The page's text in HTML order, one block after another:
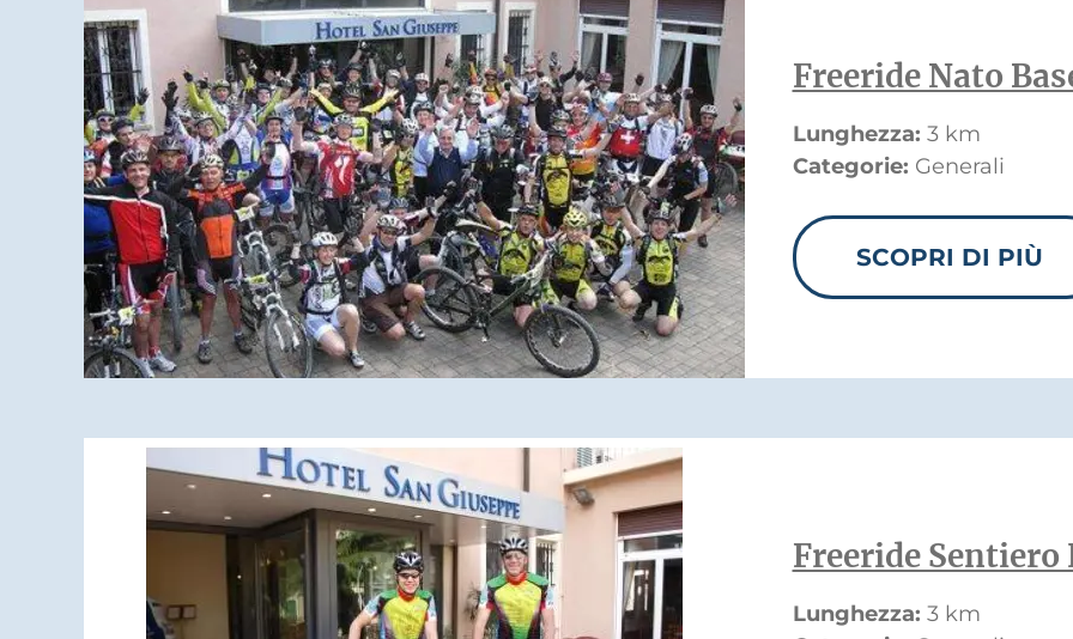
Freeride Nato
Lunghezza: 3 km
Categorie: Generali
SCOPRI DI PIÙ
Freeride Sentiero
Lunghezza: 3 km